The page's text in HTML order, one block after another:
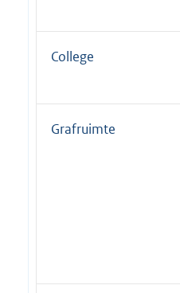
College
Grafruimte